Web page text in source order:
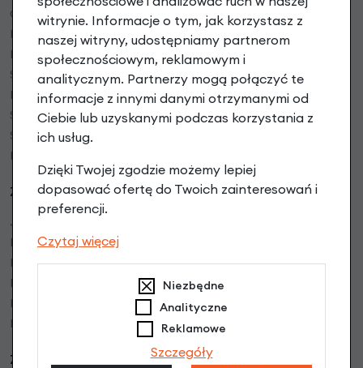
O firmie
Regulamin sklepu
Polityka prywatności
Serwis rowerowy
Mapa dojazdu
Serwis rowerów elektrycznych
Serwisy Partnerskie w Polsce
Blog bike
Zakupy:
Jak kupować
Formy płatności
Faktury VAT
Rower w firmie bez VAT
Instrukcje video
Bony prezentowe
Zamówienia:
witrynie. Informacje o tym, jak korzystasz z
naszej witryny, udostępniamy partnerom
społecznościowym, reklamowym i
analitycznym. Partnerzy mogą połączyć te
informacje z innymi danymi otrzymanymi od
Ciebie lub uzyskanymi podczas korzystania z
ich usług.
Dzięki Twojej zgodzie możemy lepiej
dopasować ofertę do Twoich zainteresowań i
preferencji.
Czytaj więcej
Niezbędne
Analityczne
Reklamowe
Szczegóły